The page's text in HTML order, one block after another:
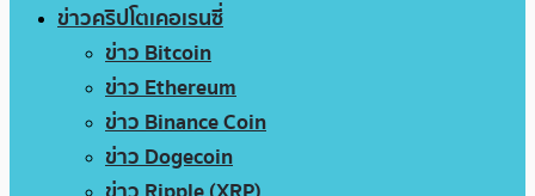
ข่าวคริปโตเคอเรนซี่
ข่าว Bitcoin
ข่าว Ethereum
ข่าว Binance Coin
ข่าว Dogecoin